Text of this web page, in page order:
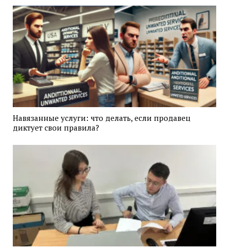
Навязанные услуги: что делать, если продавец
диктует свои правила?